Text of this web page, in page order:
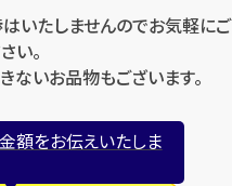
いたしませんのでお気軽にご
い。
ないお品物もございます。
額をお伝えいたしま